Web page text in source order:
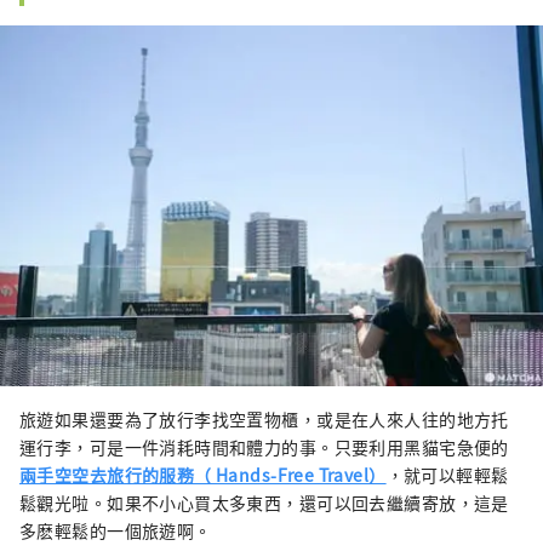
旅遊如果還要為了放行李找空置物櫃，或是在人來人往的地方托
運行李，可是一件消耗時間和體力的事。只要利用黑貓宅急便的
兩手空空去旅行的服務（ Hands-Free Travel）
，就可以輕輕鬆
鬆觀光啦。如果不小心買太多東西，還可以回去繼續寄放，這是
多麽輕鬆的一個旅遊啊。